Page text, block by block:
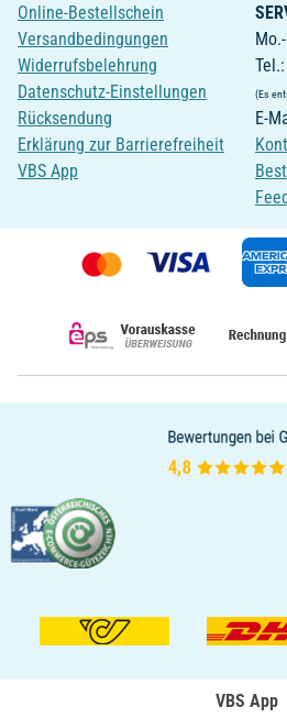
Online-Bestellschein
Versandbedingungen
Widerrufsbelehrung
Datenschutz-Einstellungen
Rücksendung
Erklärung zur Barrierefreiheit
VBS App
(Es
E-
VBS App